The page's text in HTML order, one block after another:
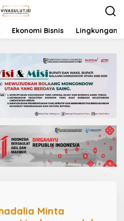
Ekonomi Bisnis Lingkungan
n
Minta